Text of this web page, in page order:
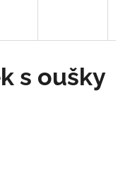
s oušky